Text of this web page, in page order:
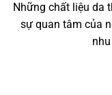
Những chất liệu da
sự quan tâm của